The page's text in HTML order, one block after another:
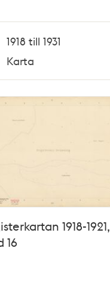
1918 till 1931
Karta
1918-1921,
16